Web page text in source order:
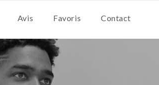
Avis Favoris Contact